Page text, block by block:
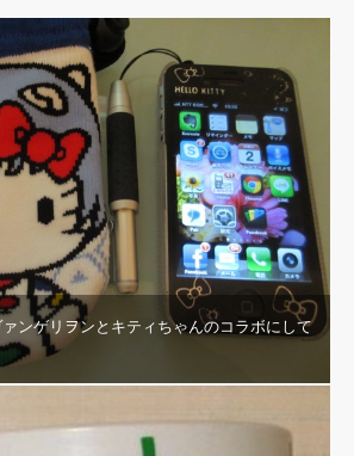
ンゲリヲンとキティちゃんのコラボにして